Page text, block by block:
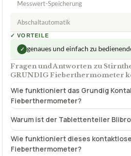
Messwert-Speicherung
Abschaltautomatik
✓ VORTEILE
✓ genaues und einfach zu
Fragen und Antworten zu
GRUNDIG Fieberthermometer
Wie funktioniert das Grundig
Fieberthermometer?
Warum ist der Tablettenteiler
Wie funktioniert dieses
Fieberthermometer?